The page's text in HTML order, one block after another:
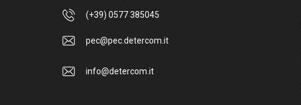
(+39) 0577 385045
pec@pec.detercom.it
info@detercom.it